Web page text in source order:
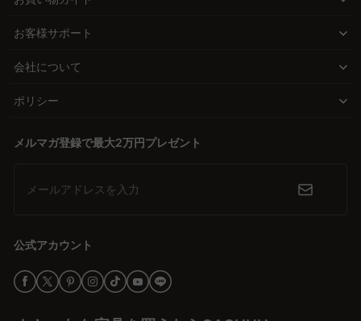
イストに合わせた素材とデザインの組み合わせがポイントになりま
す。木製のフレームはあたたかみがあり、ナチュラルな空間に調和
す。ヴィンテージ感のあるスチール素材や、真鍮風の装飾を取り入
ルムをお部屋のインテリアと合わせて選んでいただくことで、全体
けます。
A. 高さ調整機能は、複数の方が使用される環境や、カウンターの高
整でき、常に快適な姿勢を保つことができます。また、高さを細か
く調整することで、カウンターとのバランスが取りやすくなり、食
事や作業の際の使い心地が向上します。CAGUUUでは高さ調整機能
で活躍します。
カウンターチェアを選ぶ際に最も重要なのは、カウンターとの高さ
ものが理想的。さらに、足置きの有無や背もたれの快適性、座面の
えています。
CAGUUUのカウンターチェアは、高品質な木材をはじめとした高品
質素材を使用し、優れた耐久性を誇ります。一度購入すれば数年で
壊れる心配はありません。さらに、5年間の品質保証がついている
ので、安心してご利用いただけます。
お客様サポート
会社について
ポリシー
メルマガ登録で最大2万円プレゼント
メールアドレスを入力
公式アカウント